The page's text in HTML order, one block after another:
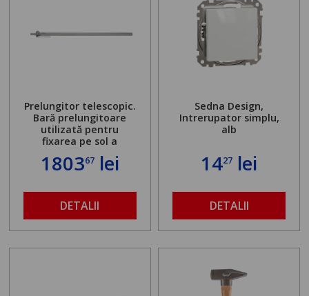
Prelungitor telescopic.
Bară prelungitoare
utilizată pentru
fixarea pe sol a
standului mașinii de
găurit în locul
maximă admisă de 500
kg și înălțime reglabilă
de la 1,8 la 2,9 m
180367lei
DETALII
Sedna Design,
Intrerupator simplu,
alb
1427 lei
DETALII